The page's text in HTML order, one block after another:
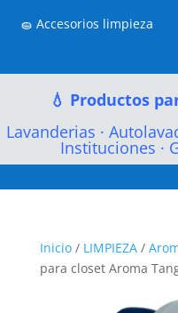
🧽Accesorios limpieza
💧 Productos
Lavanderias ·
Instituciones ·
Inicio/ LIMPIEZA/
para closet Aroma